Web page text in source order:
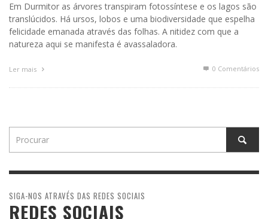
Em Durmitor as árvores transpiram fotossíntese e os lagos são
translúcidos. Há ursos, lobos e uma biodiversidade que espelha
felicidade emanada através das folhas. A nitidez com que a
natureza aqui se manifesta é avassaladora.
Ler mais 0 Comentários
SIGA-NOS ATRAVÉS DAS REDES SOCIAIS
REDES SOCIAIS